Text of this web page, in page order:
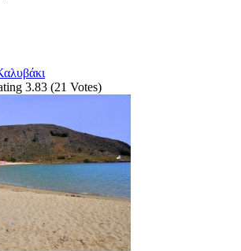
3.83 (21 Votes)